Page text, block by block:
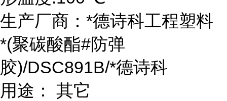
生产厂商：*德诗科工程塑料
*(聚碳酸酯#防弹
胶)/DSC891B/*德诗科
用途： 其它